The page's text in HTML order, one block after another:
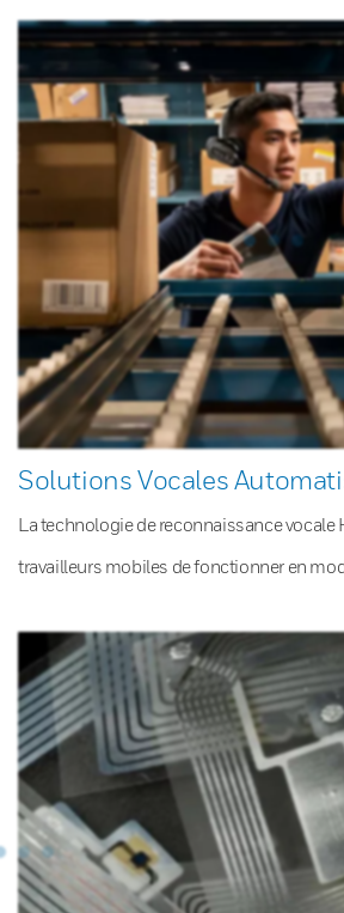
Solutions Vocales
La technologie de reconnaissance vocale
travailleurs mobiles de fonctionner en